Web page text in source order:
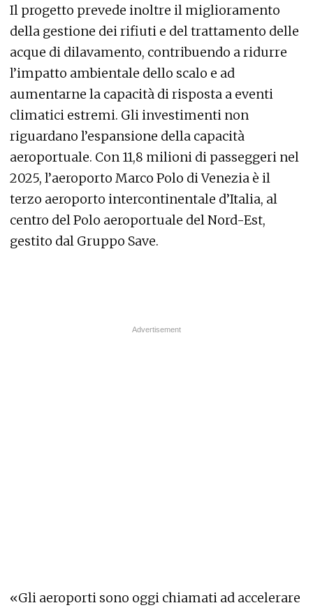
Il progetto prevede inoltre il miglioramento
della gestione dei rifiuti e del trattamento delle
acque di dilavamento, contribuendo a ridurre
l’impatto ambientale dello scalo e ad
aumentarne la capacità di risposta a eventi
climatici estremi. Gli investimenti non
riguardano l’espansione della capacità
aeroportuale. Con 11,8 milioni di passeggeri nel
2025, l’aeroporto Marco Polo di Venezia è il
terzo aeroporto intercontinentale d’Italia, al
centro del Polo aeroportuale del Nord-Est,
gestito dal Gruppo Save.
«Gli aeroporti sono oggi chiamati ad accelerare